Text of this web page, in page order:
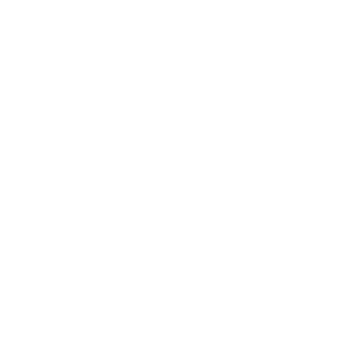
住腳下那片踏實，
傲的站著：後龍灣